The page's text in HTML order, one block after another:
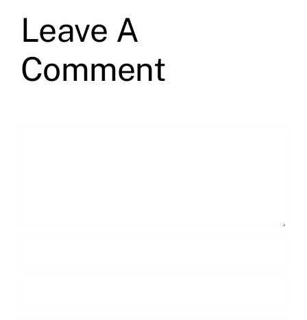
Leave A
Comment